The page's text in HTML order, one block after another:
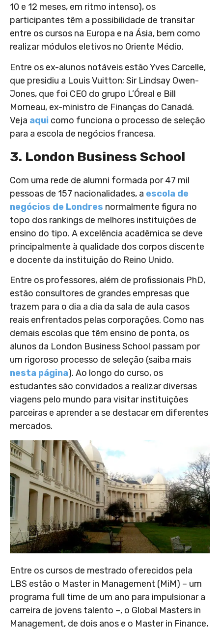
10 e 12 meses, em ritmo intenso), os
participantes têm a possibilidade de transitar
entre os cursos na Europa e na Ásia, bem como
realizar módulos eletivos no Oriente Médio.
Entre os ex-alunos notáveis estãoYves Carcelle,
que presidiu a Louis Vuitton; Sir Lindsay Owen-
Jones, que foi CEO do grupo L’Óreal e Bill
Morneau, ex-ministro de Finanças do Canadá.
Veja aqui como funciona o processo de seleção
para a escola de negócios francesa.
3. London Business School
Com uma rede de alumni formada por 47 mil
pessoas de 157 nacionalidades, a escola de
negócios de Londres normalmente figura no
topo dos rankings de melhores instituições de
ensino do tipo. A excelência acadêmica se deve
principalmente à qualidade dos corpos discente
e docente da instituição do Reino Unido.
Entre os professores, além de profissionais PhD,
estão consultores de grandes empresas que
trazem para o dia a dia da sala de aula casos
reais enfrentados pelas corporações. Como nas
demais escolas que têm ensino de ponta, os
alunos da London Business School passam por
um rigoroso processo de seleção (saiba mais
nesta página). Ao longo do curso, os
estudantes são convidados a realizar diversas
viagens pelo mundo para visitar instituições
parceiras e aprender a se destacar em diferentes
mercados.
Entre os cursos de mestrado oferecidos pela
LBS estão o Master in Management (MiM) – um
programa full time de um ano para impulsionar a
carreira de jovens talento –, o Global Masters in
Management, de dois anos e o Master in Finance,